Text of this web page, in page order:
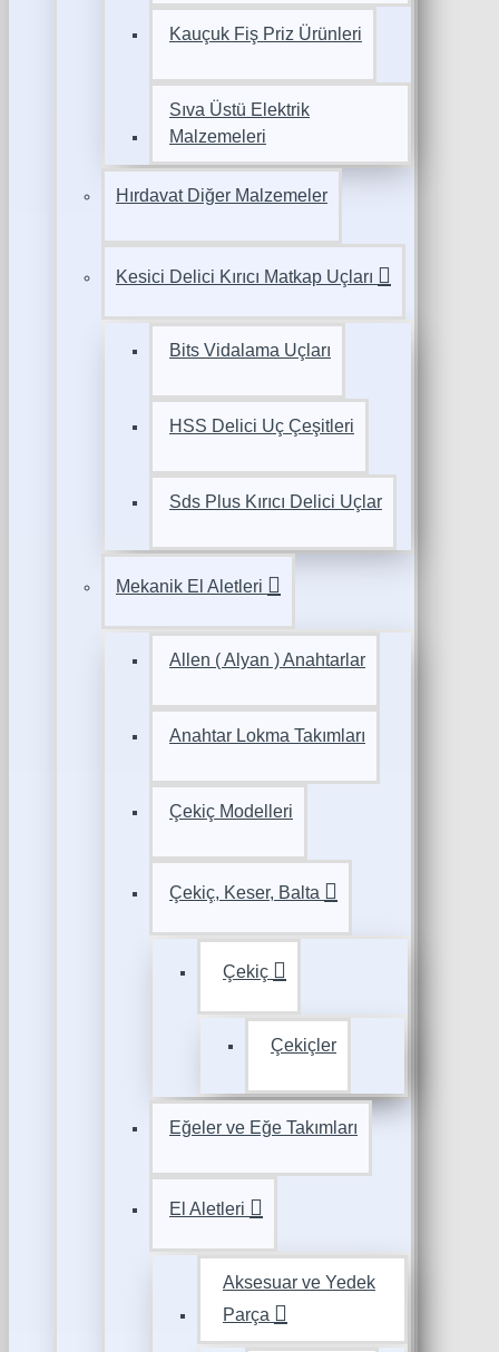
Kauçuk Fiş Priz Ürünleri
Sıva Üstü Elektrik
Malzemeleri
Hırdavat Diğer Malzemeler
Kesici Delici Kırıcı Matkap Uçları
Bits Vidalama Uçları
HSS Delici Uç Çeşitleri
Sds Plus Kırıcı Delici Uçlar
Mekanik El Aletleri
Allen ( Alyan ) Anahtarlar
Anahtar Lokma Takımları
Çekiç Modelleri
Çekiç, Keser, Balta
Çekiç
Çekiçler
Eğeler ve Eğe Takımları
El Aletleri
Aksesuar ve Yedek
Parça